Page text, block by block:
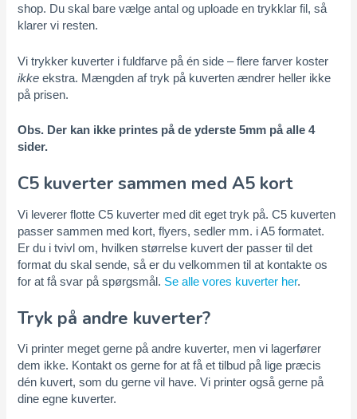
shop. Du skal bare vælge antal og uploade en trykklar fil, så
klarer vi resten.
Vi trykker kuverter i fuldfarve på én side – flere farver koster
ikke ekstra. Mængden af tryk på kuverten ændrer heller ikke
på prisen.
Obs. Der kan ikke printes på de yderste 5mm på alle 4
sider.
C5 kuverter sammen med A5 kort
Vi leverer flotte C5 kuverter med dit eget tryk på. C5 kuverten
passer sammen med kort, flyers, sedler mm. i A5 formatet.
Er du i tvivl om, hvilken størrelse kuvert der passer til det
format du skal sende, så er du velkommen til at kontakte os
for at få svar på spørgsmål. Se alle vores kuverter her.
Tryk på andre kuverter?
Vi printer meget gerne på andre kuverter, men vi lagerfører
dem ikke. Kontakt os gerne for at få et tilbud på lige præcis
dén kuvert, som du gerne vil have. Vi printer også gerne på
dine egne kuverter.